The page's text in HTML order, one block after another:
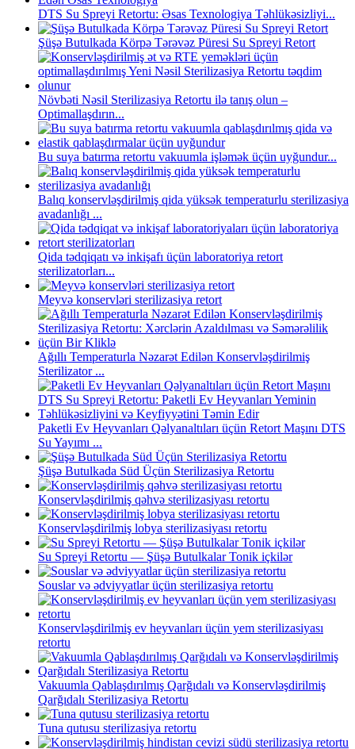
DTS Su Spreyi Retortu: Əsas Texnologiya Təhlükəsizliyi...
Şüşə Butulkada Körpə Tərəvəz Püresi Su Spreyi Retort
Növbəti Nəsil Sterilizasiya Retortu ilə tanış olun –
Optimallaşdırın...
Bu suya batırma retortu vakuumla işləmək üçün uyğundur...
Balıq konservləşdirilmiş qida yüksək temperaturlu sterilizasiya
avadanlığı ...
Qida tədqiqatı və inkişafı üçün laboratoriya retort
sterilizatorları...
Meyvə konservləri sterilizasiya retort
Ağıllı Temperaturla Nəzarət Edilən Konservləşdirilmiş
Sterilizator ...
Paketli Ev Heyvanları Qəlyanaltıları üçün Retort Maşını DTS
Su Yayımı ...
Şüşə Butulkada Süd Üçün Sterilizasiya Retortu
Konservləşdirilmiş qəhvə sterilizasiyası retortu
Konservləşdirilmiş lobya sterilizasiyası retortu
Su Spreyi Retortu — Şüşə Butulkalar Tonik içkilər
Souslar və ədviyyatlar üçün sterilizasiya retortu
Konservləşdirilmiş ev heyvanları üçün yem sterilizasiyası
retortu
Vakuumla Qablaşdırılmış Qarğıdalı və Konservləşdirilmiş
Qarğıdalı Sterilizasiya Retortu
Tuna qutusu sterilizasiya retortu